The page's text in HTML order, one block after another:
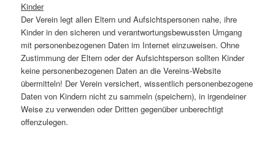
Kinder
Der Verein legt allen Eltern und Aufsichtspersonen nahe, ihre
Kinder in den sicheren und verantwortungsbewussten Umgang
mit personenbezogenen Daten im Internet einzuweisen. Ohne
Zustimmung der Eltern oder der Aufsichtsperson sollten Kinder
keine personenbezogenen Daten an die Vereins-Website
übermitteln! Der Verein versichert, wissentlich personenbezogene
Daten von Kindern nicht zu sammeln (speichern), in irgendeiner
Weise zu verwenden oder Dritten gegenüber unberechtigt
offenzulegen.